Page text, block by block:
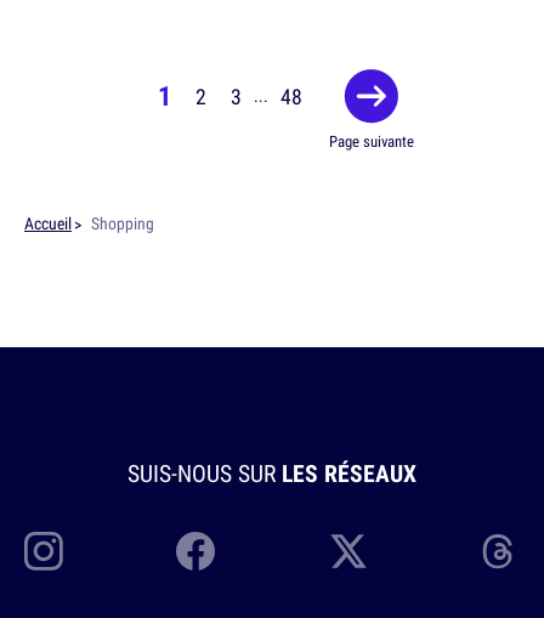
1 2 3 ... 48
Page suivante
Accueil Shopping
SUIS-NOUS SUR LES RÉSEAUX